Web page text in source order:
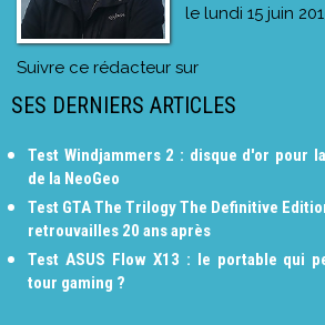
le lundi 15 juin
Suivre ce rédacteur sur
SES DERNIERS ARTICLES
Test Windjammers 2 : disque d'or pour
de la NeoGeo
Test GTA The Trilogy The Definitive
retrouvailles 20 ans après
Test ASUS Flow X13 : le portable qui
tour gaming ?